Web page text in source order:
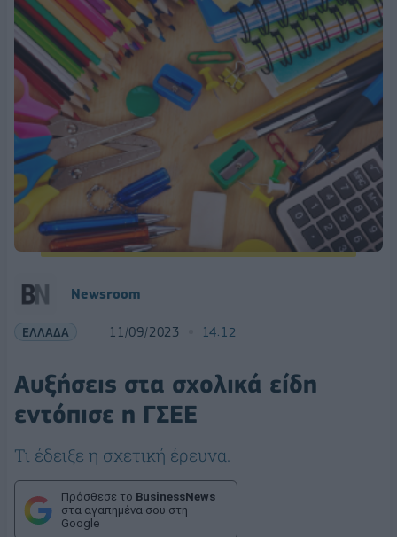
Newsroom
ΕΛΛΑΔΑ 11/09/2023 14:12
Αυξήσεις στα σχολικά είδη
εντόπισε η ΓΣΕΕ
Τι έδειξε η σχετική έρευνα.
Πρόσθεσε το BusinessNews
στα αγαπημένα σου στη
Google